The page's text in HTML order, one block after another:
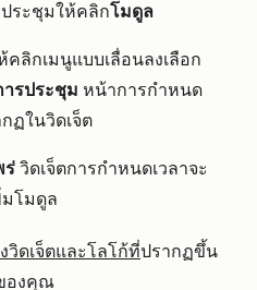
ระชุมให้คลิกโมดูล
คลิกเมนูแบบเลื่อนลงเลือก
ารประชุม หน้าการกำหนด
ฏในวิดเจ็ต
ร่ วิดเจ็ตการกำหนดเวลาจะ
โมดูล
วิดเจ็ตและโลโก้ที่ปรากฏขึ้น
องคุณ